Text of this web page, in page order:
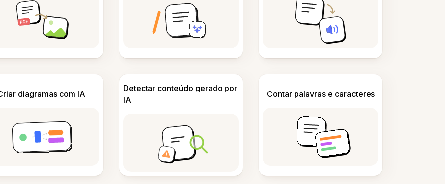
diagramas com IA
Detectar conteúdo gerado por
IA
Contar palavras e caracteres